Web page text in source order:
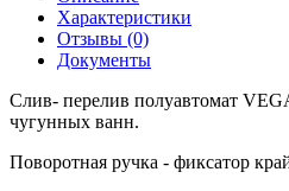
Характеристики
Отзывы (0)
Документы
Слив- перелив полуавтомат
чугунных ванн.
Поворотная ручка - фиксатор